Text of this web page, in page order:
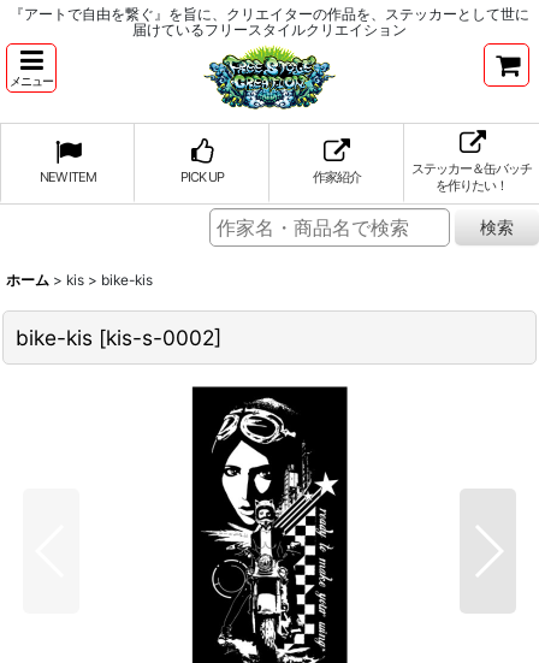
『アートで自由を繋ぐ』を旨に、クリエイターの作品を、ステッカーとして世に
届けているフリースタイルクリエイション
メニュー
NEW ITEM PICK UP 作家紹介
ステッカー＆缶バッチ
を作りたい！
ホーム > kis > bike-kis
bike-kis [kis-s-0002]